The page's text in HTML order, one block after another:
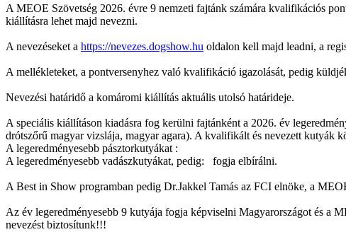
A MEOE Szövetség 2026. évre 9 nemzeti fajtánk számára kvalifikációs
kiállításra lehet majd nevezni.
A nevezéseket a https://nevezes.dogshow.hu oldalon kell majd leadni, a
A mellékleteket, a pontversenyhez való kvalifikáció igazolását, pedig
Nevezési határidő a komáromi kiállítás aktuális utolsó határideje.
A speciális kiállításon kiadásra fog kerülni fajtánként a 2026. év
drótszőrű magyar vizslája, magyar agara). A kvalifikált és nevezett kutyák
A legeredményesebb pásztorkutyákat :
A legeredményesebb vadászkutyákat, pedig: fogja elbírálni.
A Best in Show programban pedig Dr.Jakkel Tamás az FCI elnöke, a
Az év legeredményesebb 9 kutyája fogja képviselni Magyarországot és a
nevezést biztosítunk!!!